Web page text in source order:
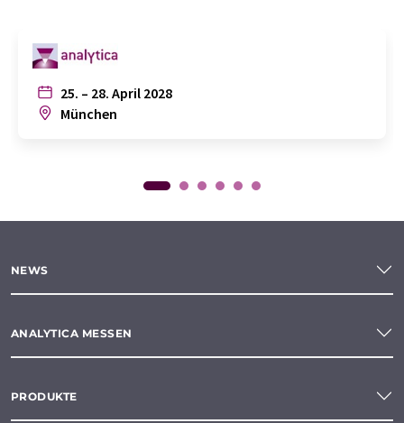
25. – 28. April 2028
München
NEWS
ANALYTICA MESSEN
PRODUKTE